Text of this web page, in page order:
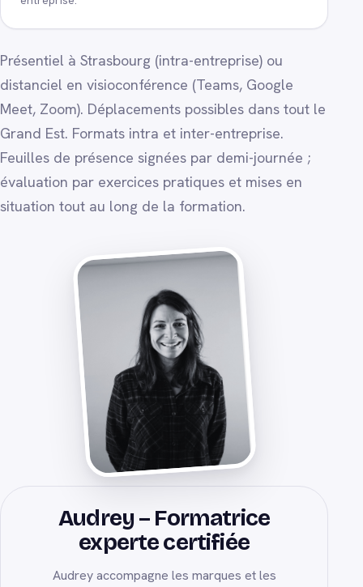
Présentiel à Strasbourg (intra-entreprise) ou
distanciel en visioconférence (Teams, Google
Meet, Zoom). Déplacements possibles dans tout le
Grand Est. Formats intra et inter-entreprise.
Feuilles de présence signées par demi-journée ;
évaluation par exercices pratiques et mises en
situation tout au long de la formation.
Audrey – Formatrice
experte certifiée
Audrey accompagne les marques et les